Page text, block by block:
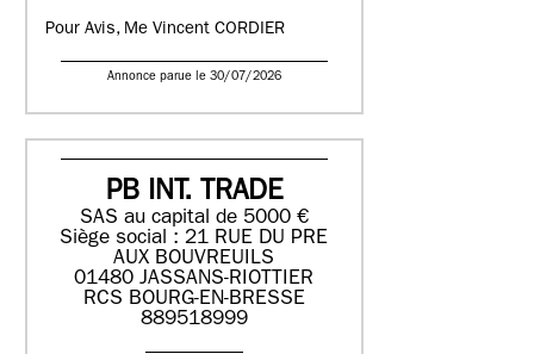
Pour Avis, Me Vincent CORDIER
Annonce parue le 30/07/2026
PB INT. TRADE
SAS au capital de 5000 €
Siège social : 21 RUE DU PRE
AUX BOUVREUILS
01480 JASSANS-RIOTTIER
RCS BOURG-EN-BRESSE
889518999